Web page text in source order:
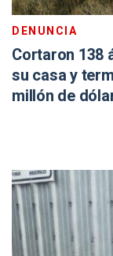
DENUNCIA
Cortaron 138
su casa y
millón de